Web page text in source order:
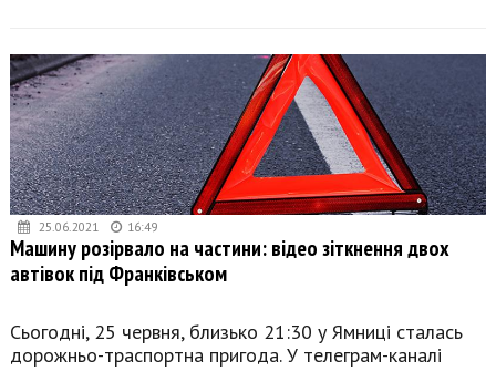
25.06.2021 16:49
Машину розірвало на частини: відео зіткнення двох
автівок під Франківськом
Сьогодні, 25 червня, близько 21:30 у Ямниці сталась
дорожньо-траспортна пригода. У телеграм-каналі